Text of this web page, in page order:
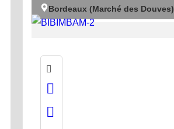
Bordeaux (Marché des Douves)